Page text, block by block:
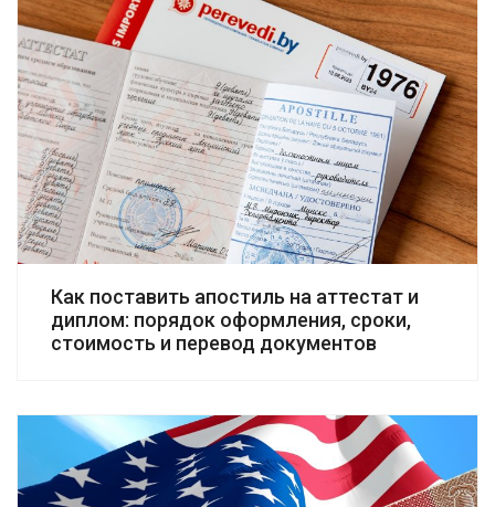
Как поставить апостиль на аттестат и
диплом: порядок оформления, сроки,
стоимость и перевод документов